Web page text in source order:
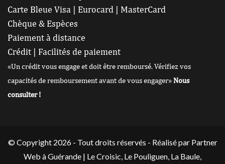
Carte Bleue Visa | Eurocard | MasterCard
Chèque & Espèces
Paiement à distance
Crédit | Facilités de paiement
«Un crédit vous engage et doit être remboursé. Vérifiez vos
capacités de remboursement avant de vous engager» Nous
consulter !
© Copyright 2026 - Tout droits réservés - Réalisé par Partner
Web à Guérande | Le Croisic, Le Pouliguen, La Baule,